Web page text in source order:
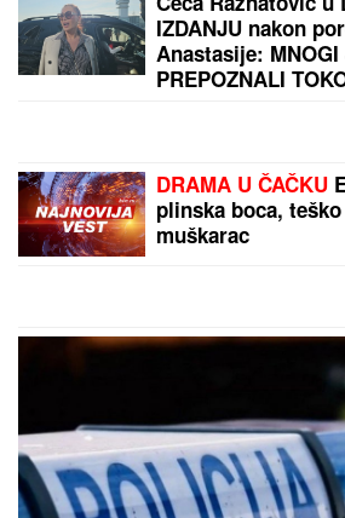
IZDANJU nakon
Anastasije: MNOGI
PREPOZNALI
DRAMA U ČAČKU
plinska boca,
muškarac